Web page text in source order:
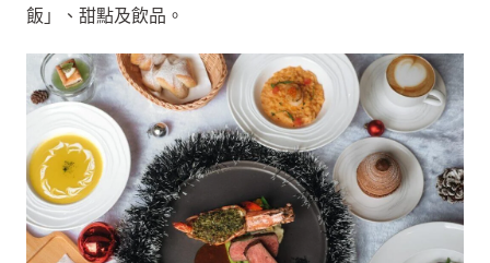
飯」、甜點及飲品。